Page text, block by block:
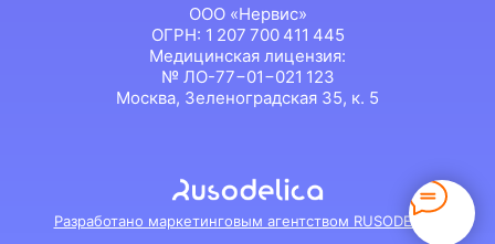
ООО «Нервис»
ОГРН: 1 207 700 411 445
Медицинская лицензия:
№ ЛО-77−01−021 123
Москва, Зеленоградская 35, к. 5
Разработано маркетинговым агентством RUSODELICA